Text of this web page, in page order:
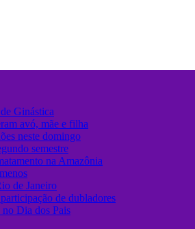
Ginástica
avó, mãe e filha
neste domingo
semestre
na Amazônia
de Janeiro
de dubladores
Dia dos Pais